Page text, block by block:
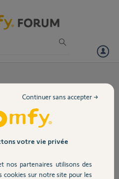
moteur Somfy
roulants avec moteur Somfy
volets. Que dois-je acheter par la
ou en déplacement svp?
votre vie privée
nos partenaires utilisons des
cookies sur notre site pour les
Continuer sans accepter →